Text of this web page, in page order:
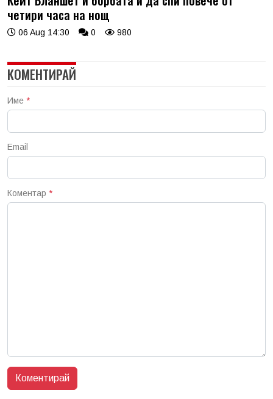
четири часа на нощ
06 Aug 14:30 0 980
КОМЕНТИРАЙ
Име *
Email
Коментар *